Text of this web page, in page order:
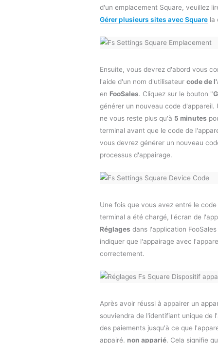
d'un emplacement Square, veuillez
Gérer plusieurs sites avec Square la
Ensuite, vous devrez d'abord vous
l'aide d'un nom d'utilisateur code de
en FooSales. Cliquez sur le bouton "
générer un nouveau code d'appareil.
ne vous reste plus qu'à 5 minutes
terminal avant que le code de
vous devrez générer un nouveau
processus d'appairage.
Une fois que vous avez entré le
terminal a été chargé, l'écran de
Réglages dans l'application
indiquer que l'appairage avec
correctement.
Après avoir réussi à appairer un
souviendra de l'identifiant unique de
des paiements jusqu'à ce que
appairé. non apparié. Cela signifie